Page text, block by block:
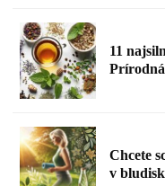
11
Chcete
v